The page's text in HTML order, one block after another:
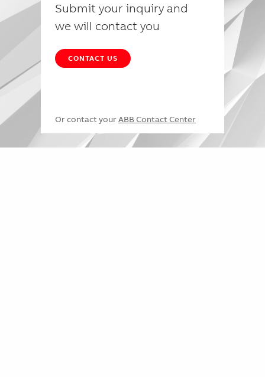
Submit your inquiry and
we will contact you
CONTACT US
Or contact your ABB Contact Center